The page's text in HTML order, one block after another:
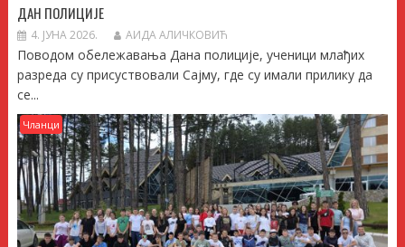
ДАН ПОЛИЦИЈЕ
4. ЈУНА 2026. АИДА АЛИЧКОВИЋ
Поводом обележавања Дана полиције, ученици млађих
разреда су присуствовали Сајму, где су имали прилику да
се...
Чланци